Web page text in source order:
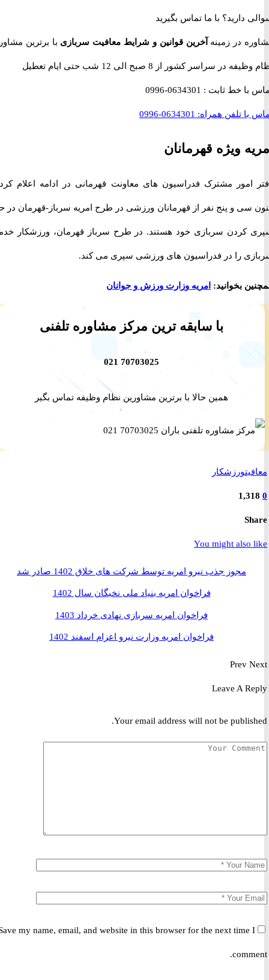
دارید؟ با ما تماس بگیرید
در زمینهآخرین قوانین و شرایط معافیت سربازیبا برترین مشاوران
در سراسر کشور از 8 صبح الی 12 شب حتی ایام تعطیل
با خط ثابت :0634301-0996
تلفن همراه:0634301-0996
ویژه قهرمانان
مشترک فدراسیون های معاونت قهرمانی در ادامه اعلام کرد تا
و پنج نفر از قهرمانان ورزشی در طرح امریه سرباز-قهرمان در حال
کردن سربازی خود هستند. در طرح سرباز قهرمان، ورزشکار خدمت
را در فدراسیون های ورزشی سپری می کند.
بخوانید: امریه وزارت ورزش و جوانان
با سابقه ترین مرکز مشاوره تلفنی
70703025 021
همین حالا با برترین مشاورین نظام وظیفه تماس بگیر
ورزشکار
You might
مجوز جذب نیرو امریه توسط شرکت های خلاق 1402 صادر شد
فراخوان امریه بنیاد ملی نخبگان سال 1402
فراخوان امریه سربازی نهادی خرداد 1403
فراخوان امریه وزارت نیرو اعزام اسفند 1402
Prev
Leave A
Your email address will not be
Save my name, email, and website in this browser for the next time